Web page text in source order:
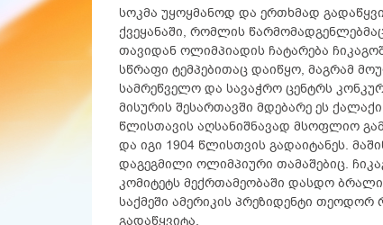
სოკმა უყოყმანოდ და ერთხმად
ქვეყანაში, რომლის
თავიდან ოლიმპიადის ჩატარება
სწრაფი ტემპებითაც დაიწყო, მაგრამ
სამრეწველო და სავაჭრო ცენტრს
მისურის შესართავში მდებარე ეს
წლისთავის აღსანიშნავად მსოფლიო
და იგი 1904 წლისთვის გადაიტანეს.
დაგეგმილი ოლიმპიური თამაშებიც.
კომიტეტს მექრთამეობაში დასდო
საქმეში ამერიკის პრეზიდენტი
გადაწყვიტა.